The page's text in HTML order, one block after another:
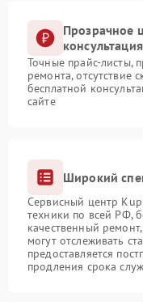
Прозрачное
консультация
Точные прайс-листы,
ремонта, отсутствие
бесплатной
сайте
Широкий
Сервисный центр
техники по всей РФ,
качественный
могут отслеживать
предоставляется
продления срока